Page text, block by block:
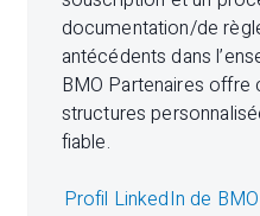
documentation/de
antécédents dans
BMO Partenaires
structures
fiable.
Profil LinkedIn de